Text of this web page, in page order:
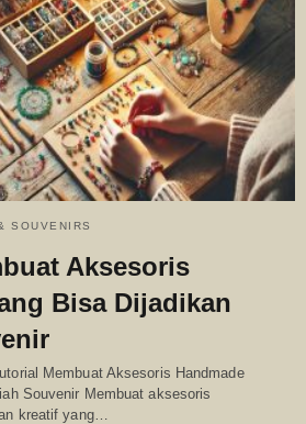
SOUVENIRS
Aksesoris
Bisa Dijadikan
Membuat Aksesoris Handmade
Souvenir Membuat aksesoris
kreatif yang…